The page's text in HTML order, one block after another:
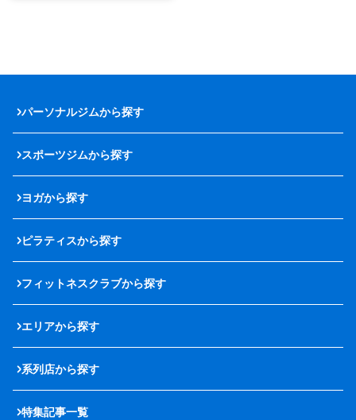
パーソナルジムから探す
スポーツジムから探す
ヨガから探す
ピラティスから探す
フィットネスクラブから探す
エリアから探す
系列店から探す
特集記事一覧